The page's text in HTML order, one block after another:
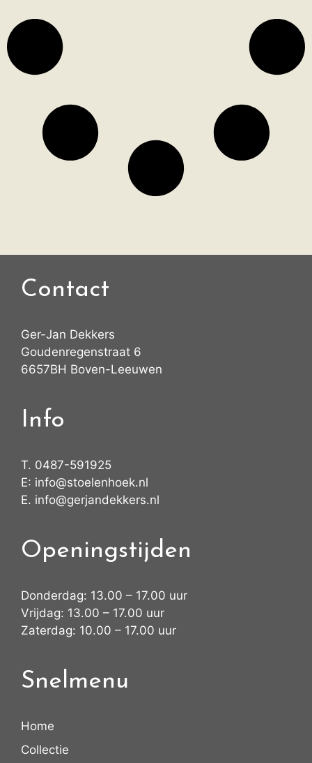
Contact
Ger-Jan Dekkers
Goudenregenstraat 6
6657BH Boven-Leeuwen
Info
T. 0487-591925
E: info@stoelenhoek.nl
E. info@gerjandekkers.nl
Openingstijden
Donderdag: 13.00 – 17.00 uur
Vrijdag: 13.00 – 17.00 uur
Zaterdag: 10.00 – 17.00 uur
Snelmenu
Home
Collectie